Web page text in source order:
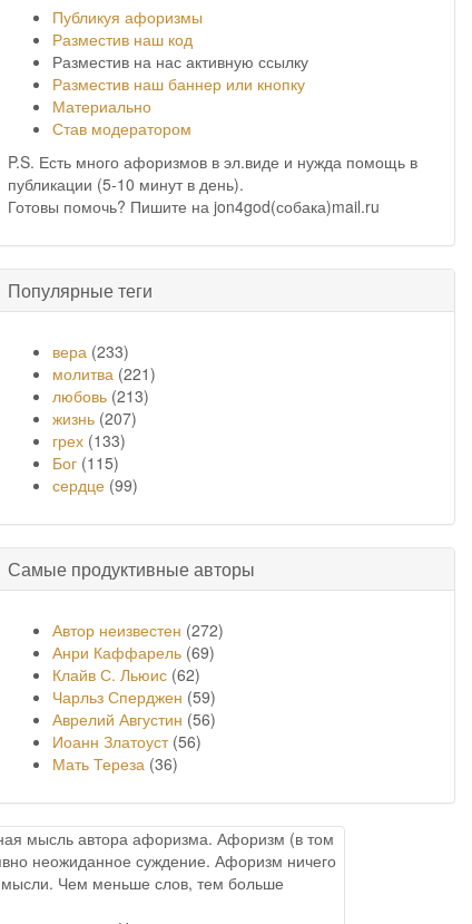
Публикуя афоризмы
Разместив наш код
Разместив на нас активную ссылку
Разместив наш баннер или кнопку
Материально
Став модератором
P.S. Есть много афоризмов в эл.виде и нужда помощь в
публикации (5-10 минут в день).
Готовы помочь? Пишите на jon4god(собака)mail.ru
Популярные теги
вера (233)
молитва (221)
любовь (213)
жизнь (207)
грех (133)
Бог (115)
сердце (99)
Самые продуктивные авторы
Автор неизвестен (272)
Анри Каффарель (69)
Клайв С. Льюис (62)
Чарльз Сперджен (59)
Аврелий Августин (56)
Иоанн Златоуст(56)
Мать Тереза (36)
мысль автора афоризма. Афоризм (в том
неожиданное суждение. Афоризм ничего
мысли. Чем меньше слов, тем больше